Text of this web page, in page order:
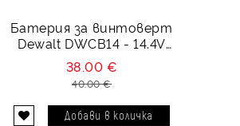
Батерия за винтоверт
Dewalt DWCB14 - 14.4V
3000 mAh
38.00 €
40.00 €